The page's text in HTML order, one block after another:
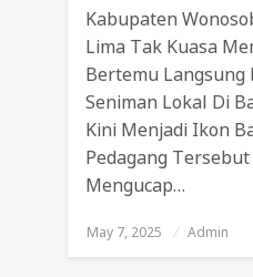
Kabupaten
Lima Tak Kuasa
Bertemu Langsung
Seniman Lokal Di
Kini Menjadi Ikon
Pedagang
Mengucap…
Posted
On
May 7, 2025 Admin